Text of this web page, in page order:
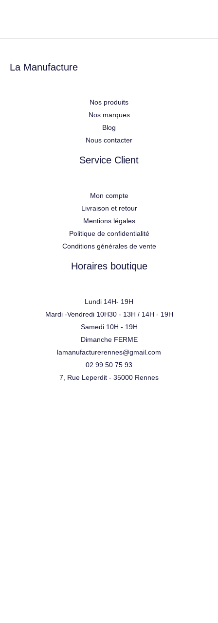
La Manufacture
Nos produits
Nos marques
Blog
Nous contacter
Service Client
Mon compte
Livraison et retour
Mentions légales
Politique de confidentialité
Conditions générales de vente
Horaires boutique
Lundi 14H- 19H
Mardi -Vendredi 10H30 - 13H / 14H - 19H
Samedi 10H - 19H
Dimanche FERME
lamanufacturerennes@gmail.com
02 99 50 75 93
7, Rue Leperdit - 35000 Rennes